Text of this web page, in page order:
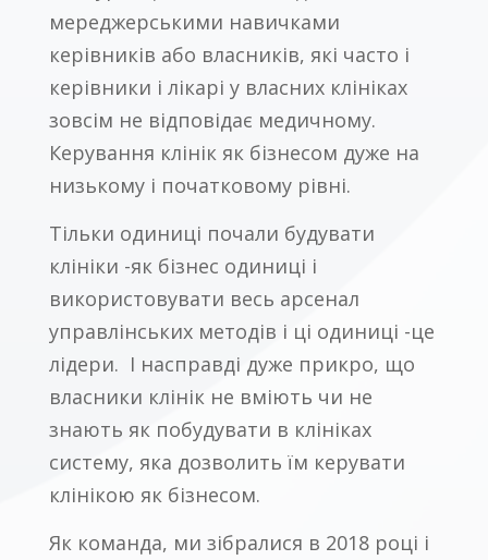
мереджерськими навичками
керівників або власників, які часто і
керівники і лікарі у власних клініках
зовсім не відповідає медичному.
Керування клінік як бізнесом дуже на
низькому і початковому рівні.
Тільки одиниці почали будувати
клініки -як бізнес одиниці і
використовувати весь арсенал
управлінських методів і ці одиниці -це
лідери. І насправді дуже прикро, що
власники клінік не вміють чи не
знають як побудувати в клініках
систему, яка дозволить їм керувати
клінікою як бізнесом.
Як команда, ми зібралися в 2018 році і